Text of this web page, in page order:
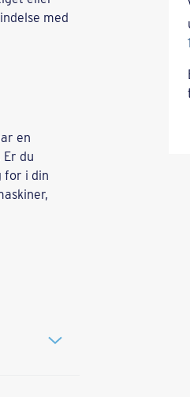
med
en
du
for i din